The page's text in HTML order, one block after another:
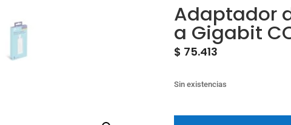
Adaptador
a Gigabit
$ 75.413
Sin existencias